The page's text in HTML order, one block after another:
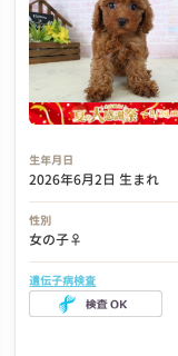
生年月日
2026年6月2日 生まれ
性別
女の子♀
遺伝子病検査